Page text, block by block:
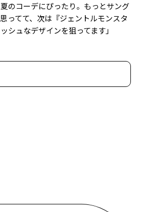
のコーデにぴったり。もっとサング
ってて、次は『ジェントルモンスタ
シュなデザインを狙ってます」